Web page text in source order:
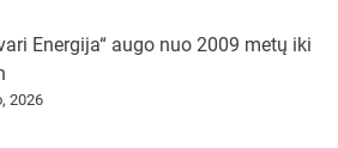
Energija“ augo nuo 2009 metų iki
2026